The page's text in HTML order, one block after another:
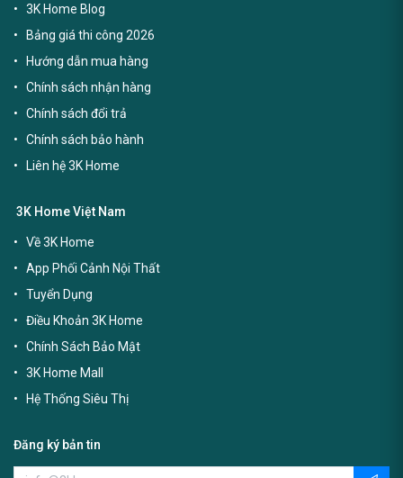
3K Home Blog
Bảng giá thi công 2026
Hướng dẫn mua hàng
Chính sách nhận hàng
Chính sách đổi trả
Chính sách bảo hành
Liên hệ 3K Home
3K Home Việt Nam
Về 3K Home
App Phối Cảnh Nội Thất
Tuyển Dụng
Điều Khoản 3K Home
Chính Sách Bảo Mật
3K Home Mall
Hệ Thống Siêu Thị
Đăng ký bản tin